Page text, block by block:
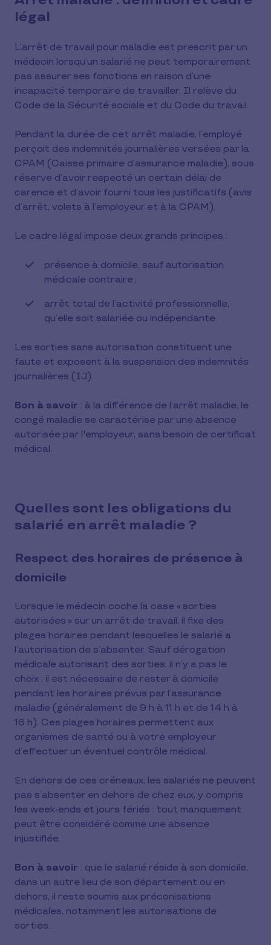
légal
L’arrêt de travail pour maladie est prescrit par un
médecin lorsqu’un salarié ne peut temporairement
pas assurer ses fonctions en raison d’une
incapacité temporaire de travailler. Il relève du
Code de la Sécurité sociale et du Code du travail.
Pendant la durée de cet arrêt maladie, l’employé
perçoit des indemnités journalières versées par la
CPAM (Caisse primaire d’assurance maladie), sous
réserve d’avoir respecté un certain délai de
carence et d’avoir fourni tous les justificatifs (avis
d’arrêt, volets à l’employeur et à la CPAM).
Le cadre légal impose deux grands principes :
présence à domicile, sauf autorisation
médicale contraire ;
arrêt total de l’activité professionnelle,
qu’elle soit salariée ou indépendante.
Les sorties sans autorisation constituent une
faute et exposent à la suspension des indemnités
journalières (IJ).
Bon à savoir : à la différence de l’arrêt maladie, le
congé maladie se caractérise par une absence
autorisée par l'employeur, sans besoin de certificat
médical.
Quelles sont les obligations du
salarié en arrêt maladie ?
Respect des horaires de présence à
domicile
Lorsque le médecin coche la case « sorties
autorisées » sur un arrêt de travail, il fixe des
plages horaires pendant lesquelles le salarié a
l’autorisation de s’absenter. Sauf dérogation
médicale autorisant des sorties, il n’y a pas le
choix : il est nécessaire de rester à domicile
pendant les horaires prévus par l’assurance
maladie (généralement de 9 h à 11 h et de 14 h à
16 h). Ces plages horaires permettent aux
organismes de santé ou à votre employeur
d’effectuer un éventuel contrôle médical.
En dehors de ces créneaux, les salariés ne peuvent
pas s’absenter en dehors de chez eux, y compris
les week-ends et jours fériés : tout manquement
peut être considéré comme une absence
injustifiée.
Bon à savoir : que le salarié réside à son domicile,
dans un autre lieu de son département ou en
dehors, il reste soumis aux préconisations
médicales, notamment les autorisations de
sorties.